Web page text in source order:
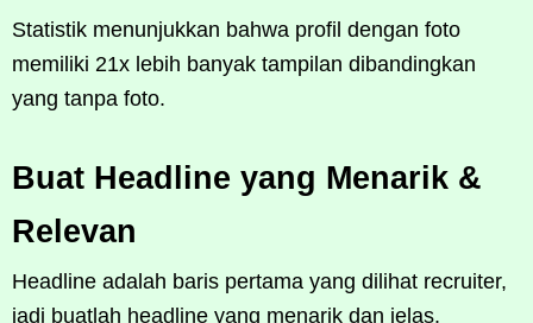
Statistik menunjukkan bahwa profil dengan foto
memiliki 21x lebih banyak tampilan dibandingkan
yang tanpa foto.
Buat Headline yang Menarik &
Relevan
Headline adalah baris pertama yang dilihat recruiter,
jadi buatlah headline yang menarik dan jelas.